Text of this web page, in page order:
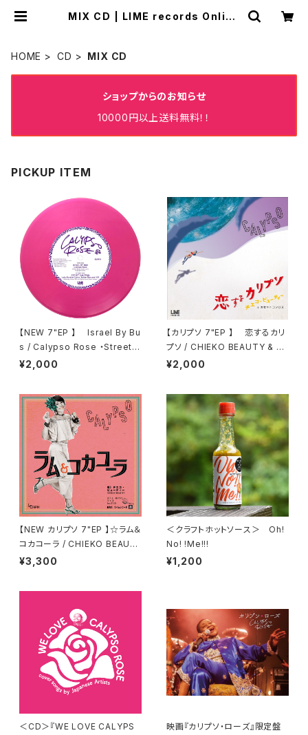
MIX CD | LIME records Online
HOME CD MIX CD
ショップからのお知らせ
10000円以上送料無料！！
PICKUP ITEM
【NEW 7"EP 】 Israel By Bu
s / Calypso Rose ・Street C
alypso / Lola, Gordon Cyru
¥2,000
【カリプソ 7"EP 】 恋するカリ
プソ / CHIEKO BEAUTY & Ca
SSETTE CON-LOS
¥2,000
【NEW カリプソ 7"EP 】☆ラム＆
コカコーラ / CHIEKO BEAUT
Y feat . TICO (Little Temp
¥3,300
＜クラフトホットソース＞ Oh!
No! !Me!!!
¥1,200
＜CD＞『WE LOVE CALYPS
映画『カリプソ・ローズ』限定盤